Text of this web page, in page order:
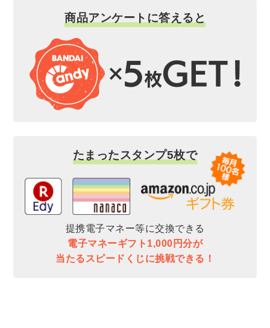
商品アンケートに答えると
たまったスタンプ5枚で
提携電子マネー等に交換できる
電子マネーギフト1,000円分が
当たるスピードくじに挑戦できる！